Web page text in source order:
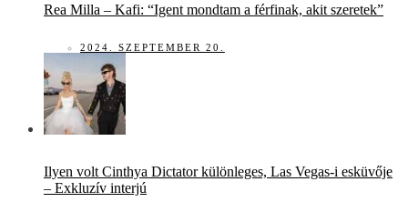
Rea Milla – Kafi: “Igent mondtam a férfinak, akit szeretek”
2024. SZEPTEMBER 20.
Ilyen volt Cinthya Dictator különleges, Las Vegas-i esküvője
– Exkluzív interjú